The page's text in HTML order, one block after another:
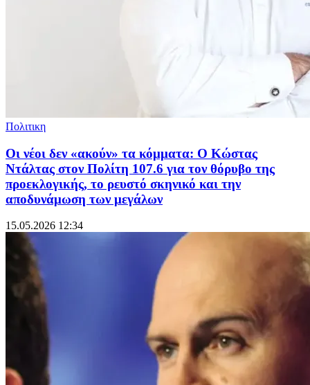
Πολιτικη
Οι νέοι δεν «ακούν» τα κόμματα: Ο Κώστας
Ντάλτας στον Πολίτη 107.6 για τον θόρυβο της
προεκλογικής, το ρευστό σκηνικό και την
αποδυνάμωση των μεγάλων
15.05.2026 12:34